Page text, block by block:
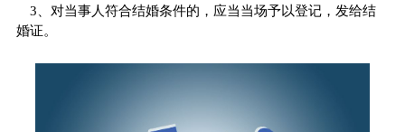
3、对当事人符合结婚条件的，应当当场予以登记，发给结
婚证。